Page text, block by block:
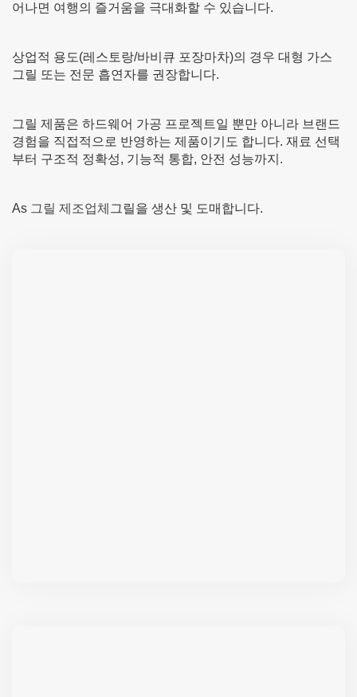
어나면 여행의 즐거움을 극대화할 수 있습니다.
상업적 용도(레스토랑/바비큐 포장마차)의 경우 대형 가스
그릴 또는 전문 흡연자를 권장합니다.
그릴 제품은 하드웨어 가공 프로젝트일 뿐만 아니라 브랜드
경험을 직접적으로 반영하는 제품이기도 합니다. 재료 선택
부터 구조적 정확성, 기능적 통합, 안전 성능까지.
As 그릴 제조업체 그릴을 생산 및 도매합니다.